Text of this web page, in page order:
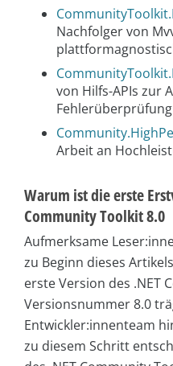
Nachfolger von
von Hilfs-APIs zur
Fehlerüberprüfung
Arbeit an
Warum ist die erste
Community Toolkit 8.0
Aufmerksame
zu Beginn dieses
erste Version des .NET
Versionsnummer 8.0
Entwickler:innenteam
zu diesem Schritt